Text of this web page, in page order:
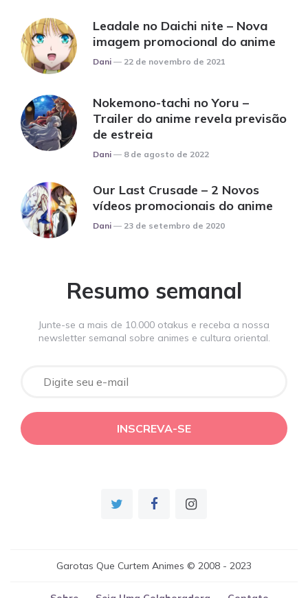
Leadale no Daichi nite – Nova
imagem promocional do anime
Posted
Dani 22 de novembro de 2021
Nokemono-tachi no Yoru –
Trailer do anime revela previsão
de estreia
Posted
Dani 8 de agosto de 2022
Our Last Crusade – 2 Novos
vídeos promocionais do anime
Posted
Dani 23 de setembro de 2020
Resumo semanal
Junte-se a mais de 10.000 otakus e receba a nossa
newsletter semanal sobre animes e cultura oriental.
Garotas Que Curtem Animes © 2008 - 2023